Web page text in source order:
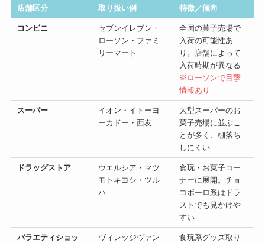
店舗区分 取り扱い例 特徴／傾向
コンビニ
セブンイレブン・
ローソン・ファミ
リーマート
全国の菓子売場で
入荷の可能性あ
り。店舗によって
入荷時期が異なる
※ローソンで目撃
情報あり
スーパー
イオン・イトーヨ
ーカドー・西友
大型スーパーのお
菓子売場に並ぶこ
とが多く、棚落ち
しにくい
ドラッグストア
ウエルシア・マツ
モトキヨシ・ツル
ハ
食玩・お菓子コー
ナーに展開。チョ
コボーロ系はドラ
ストでも見かけや
すい
バラエティショッ
ヴィレッジヴァン
食玩系グッズ取り